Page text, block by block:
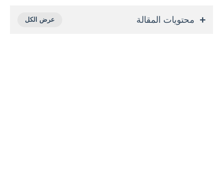
محتويات المقالة